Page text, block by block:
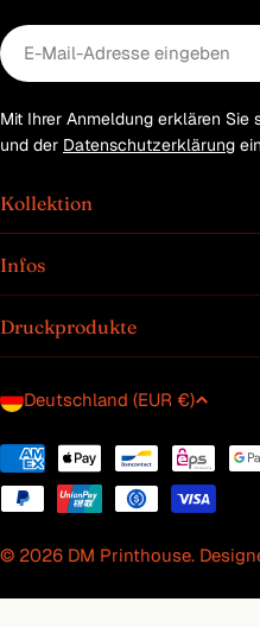
E-
Mail
Mit Ihrer Anmeldung erklären Sie
und der Datenschutzerklärung
Kollektion
Infos
Druckprodukte
L
n
d
R
Deutschland (EUR €)
Zahlungsmethoden
© 2026 DM Printhouse.